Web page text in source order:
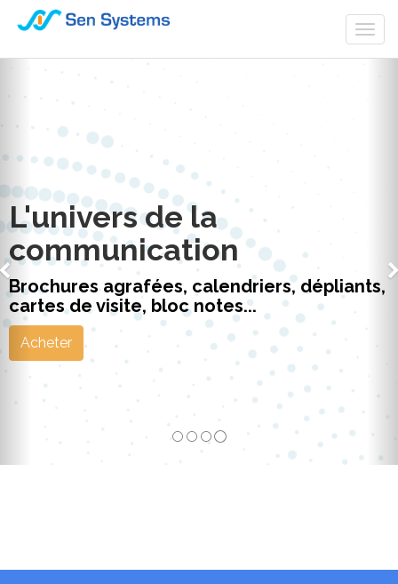
L'univers de la
communication
Brochures agrafées, calendriers, dépliants,
cartes de visite, bloc notes...
Acheter